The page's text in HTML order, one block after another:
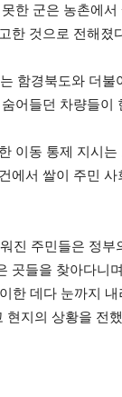
한 군은 농촌에
한 것으로 전해졌
함경북도와 더
어들던 차량들이
이동 통제 지시
에서 쌀이 주민
진 주민들은 정
곳들을 찾아다니
한 데다 눈까지
현지의 상황을 전